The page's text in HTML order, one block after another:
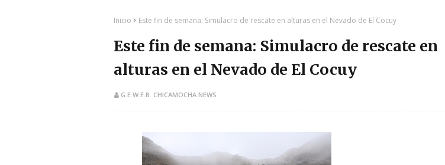
Inicio Este fin de semana: Simulacro de rescate en alturas en el Nevado de El Cocuy
Este fin de semana: Simulacro de rescate en
alturas en el Nevado de El Cocuy
G.E.W.E.B. CHICAMOCHA NEWS